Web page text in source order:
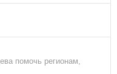
помочь регионам,